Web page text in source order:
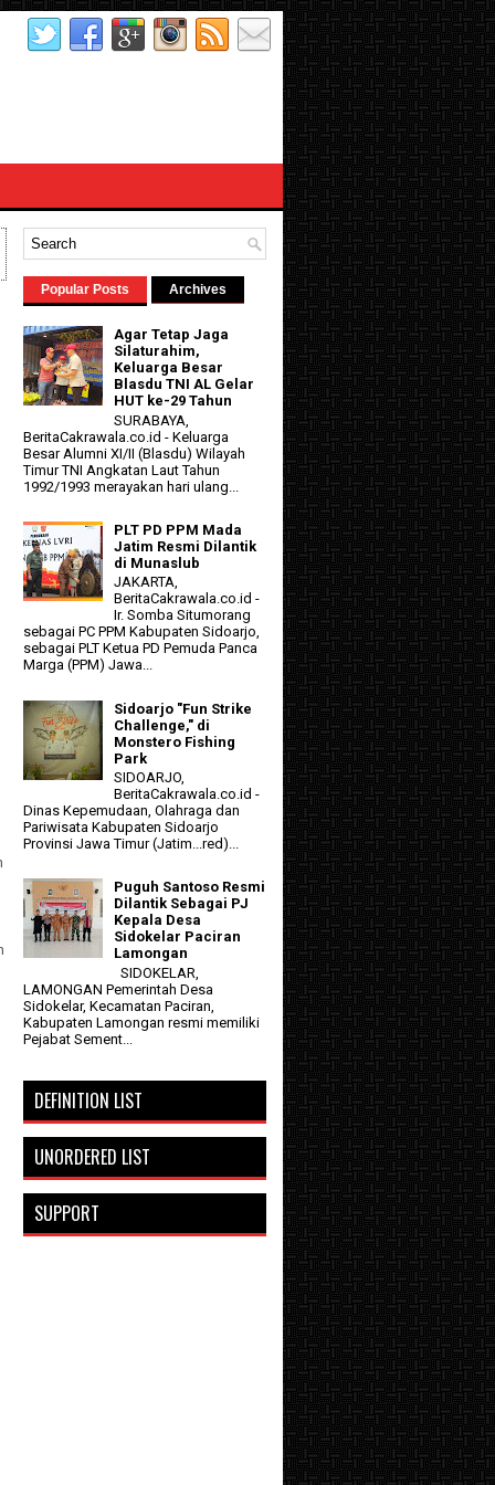
Popular Posts Archives
Agar Tetap Jaga
Silaturahim,
Keluarga Besar
Blasdu TNI AL Gelar
HUT ke-29 Tahun
SURABAYA,
BeritaCakrawala.co.id - Keluarga
Besar Alumni XI/II (Blasdu) Wilayah
Timur TNI Angkatan Laut Tahun
1992/1993 merayakan hari ulang...
PLT PD PPM Mada
Jatim Resmi Dilantik
di Munaslub
JAKARTA,
BeritaCakrawala.co.id -
Ir. Somba Situmorang
sebagai PC PPM Kabupaten Sidoarjo,
sebagai PLT Ketua PD Pemuda Panca
Marga (PPM) Jawa...
Sidoarjo "Fun Strike
Challenge," di
Monstero Fishing
Park
SIDOARJO,
BeritaCakrawala.co.id -
Dinas Kepemudaan, Olahraga dan
Pariwisata Kabupaten Sidoarjo
Provinsi Jawa Timur (Jatim...red)...
Puguh Santoso Resmi
Dilantik Sebagai PJ
Kepala Desa
Sidokelar Paciran
Lamongan
SIDOKELAR,
LAMONGAN Pemerintah Desa
Sidokelar, Kecamatan Paciran,
Kabupaten Lamongan resmi memiliki
Pejabat Sement...
DEFINITION LIST
UNORDERED LIST
SUPPORT